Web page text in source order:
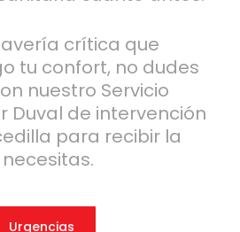
crítica que
tu confort, no dudes
nuestro Servicio
Duval de intervención
para recibir la
Urgencias